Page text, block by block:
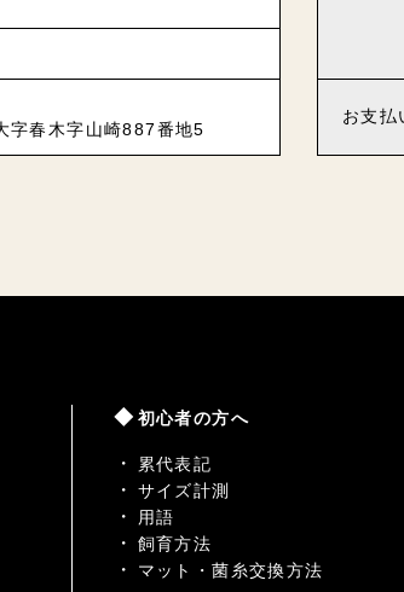
字春木字山崎887番地5
お支払
初心者の方へ
累代表記
サイズ計測
用語
飼育方法
マット・菌糸交換方法